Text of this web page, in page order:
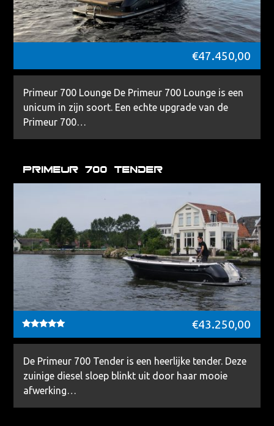
€47.450,00
Primeur 700 Lounge De Primeur 700 Lounge is een
unicum in zijn soort. Een echte upgrade van de
Primeur 700…
Primeur 700 Tender
5.00
€43.250,00
De Primeur 700 Tender is een heerlijke tender. Deze
zuinige diesel sloep blinkt uit door haar mooie
afwerking…